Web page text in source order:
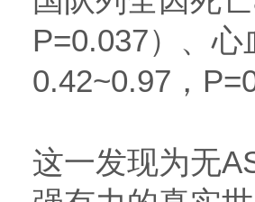
P=0.037）、
0.42~0.97，
这一发现为无